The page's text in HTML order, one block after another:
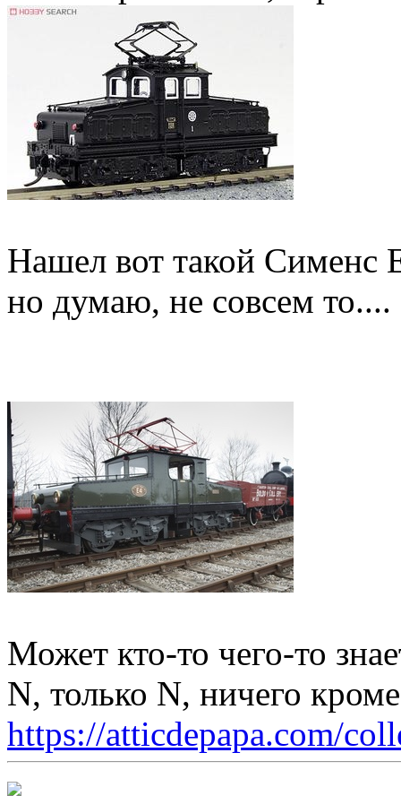
Нашел вот такой Сименс
но думаю, не совсем то....
Может кто-то чего-то
N, только N, ничего
https://atticdepapa.com/